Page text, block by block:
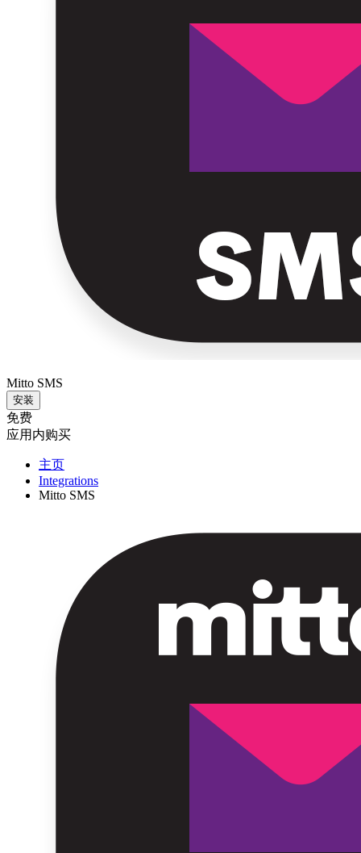
Mitto SMS
安装
免费
应用内购买
主页
Integrations
Mitto SMS